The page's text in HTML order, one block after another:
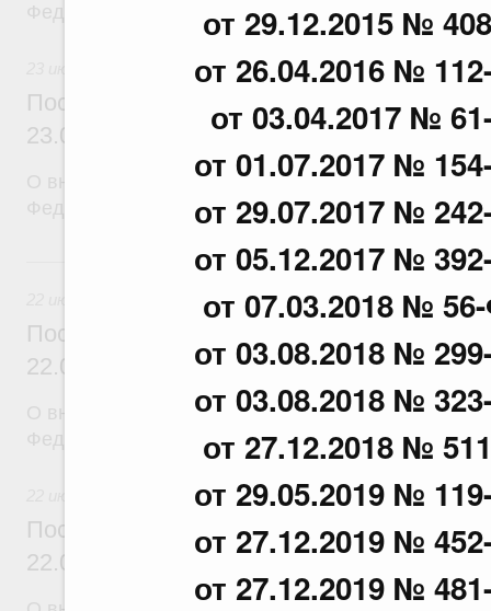
от 29.12.2015 №
от 26.04.2016 №
от 03.04.2017 №
от 01.07.2017 №
от 29.07.2017 №
от 05.12.2017 №
от 07.03.2018 №
от 03.08.2018 №
от 03.08.2018 №
от 27.12.2018 №
от 29.05.2019 №
от 27.12.2019 №
от 27.12.2019 №
Федерации от 20 июля 2011 г. № 590
Постановление Правительства
23.07.2026 г. № 929
О внесении изменений в постановление
Федерации от 24 декабря 2021 г. № 2439
22 июля, среда
Постановление Правительства
22.07.2026 г. № 921
О внесении изменений в постановление
Федерации от 30 ноября 2022 г. № 2177
Постановление Правительства
22.07.2026 г. № 924